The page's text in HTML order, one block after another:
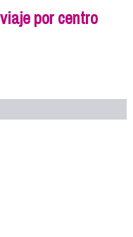
por centro